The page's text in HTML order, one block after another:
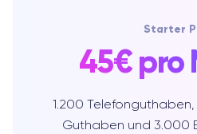
Starter
45€ pro
1.200
Guthaben und 3.000